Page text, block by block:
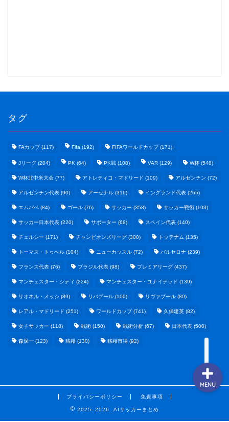
タグ
FAカップ(117) Fifa (192) FIFAワールドカップ(171)
Jリーグ (204) PK (64) PK戦 (108) VAR (129) W杯 (548)
W杯北中米大会 (77) アトレティコ・マドリード (109) アルゼンチン (72)
アルゼンチン代表 (90) アーセナル (316) イングランド代表 (265)
エムバペ (84) ゴール (76) サッカー (358) サッカー戦術 (103)
サッカー日本代表 (220) サポーター (68) スペイン代表 (140)
チェルシー (171) チャンピオンズリーグ (300) トッテナム (135)
トーマス・トゥヘル (104) ニューカッスル (72) バルセロナ (239)
フランス代表 (76) ブラジル代表 (98) プレミアリーグ (437)
マンチェスター・シティ (224) マンチェスター・ユナイテッド (139)
リオネル・メッシ (89) リバプール (100) リヴァプール (80)
レアル・マドリード (251) ワールドカップ(741) 久保建英 (82)
女子サッカー (118) 戦術 (150) 戦術分析 (67) 日本代表 (500)
森保一 (123) 移籍 (130) 移籍市場 (92)
プライバシーポリシー 免責事項
2025–2026 AIサッカーまとめ
MENU
テクノロジーまとめ
ビジネス・経済まとめ